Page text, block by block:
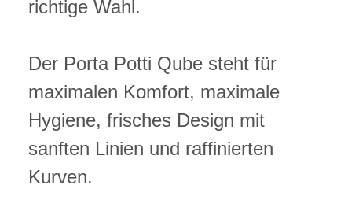
richtige Wahl.
Der Porta Potti Qube steht für
maximalen Komfort, maximale
Hygiene, frisches Design mit
sanften Linien und raffinierten
Kurven.